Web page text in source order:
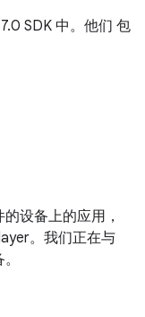
SDK 中。他们 包
设备上的应用，
。我们正在与